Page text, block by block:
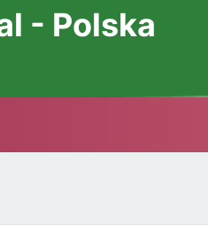
- Polska